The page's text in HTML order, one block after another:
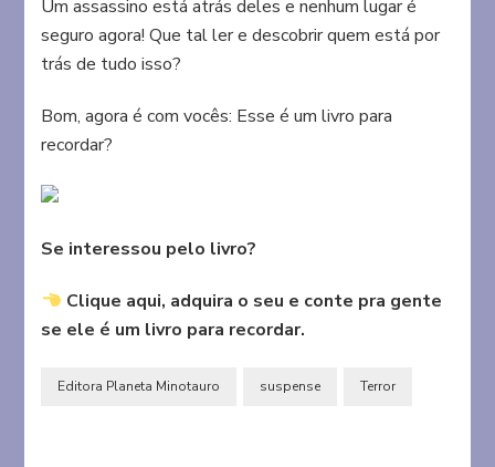
Um assassino está atrás deles e nenhum lugar é
seguro agora! Que tal ler e descobrir quem está por
trás de tudo isso?
Bom, agora é com vocês: Esse é um livro para
recordar?
Se interessou pelo livro?
Clique aqui, adquira o seu e conte pra gente
se ele é um livro para recordar.
Editora Planeta Minotauro suspense Terror